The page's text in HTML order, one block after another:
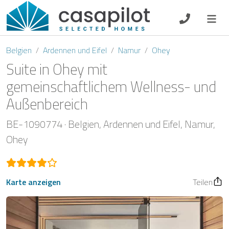
DE EN ES FR
Frühstück
Gutscheine
Belgien Ardennen und Eifel Namur Ohey
Suite in Ohey mit
gemeinschaftlichem Wellness- und
Außenbereich
BE-1090774 Belgien Ardennen und Eifel Namur
Ohey
Karte anzeigen Teilen